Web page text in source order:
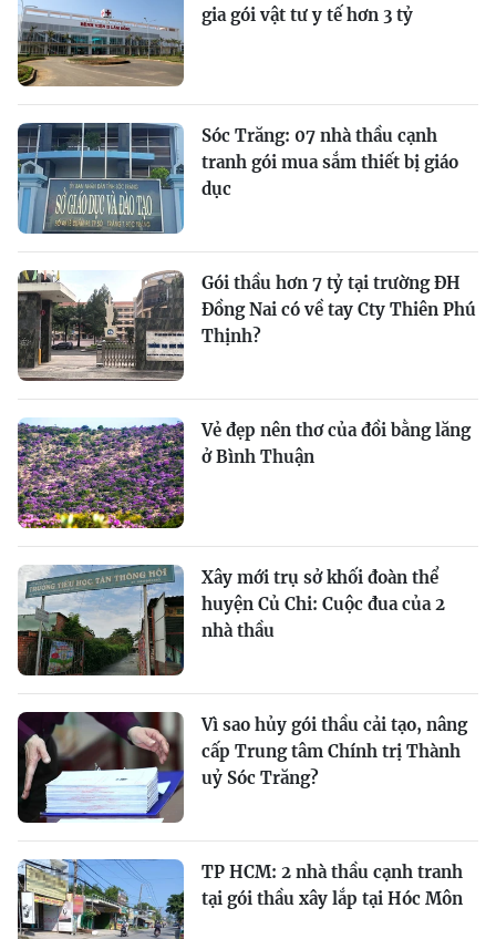
gia gói vật tư y tế hơn 3 tỷ
Sóc Trăng: 07 nhà thầu cạnh
tranh gói mua sắm thiết bị giáo
dục
Gói thầu hơn 7 tỷ tại trường ĐH
Đồng Nai có về tay Cty Thiên Phú
Thịnh?
Vẻ đẹp nên thơ của đồi bằng lăng
ở Bình Thuận
Xây mới trụ sở khối đoàn thể
huyện Củ Chi: Cuộc đua của 2
nhà thầu
Vì sao hủy gói thầu cải tạo, nâng
cấp Trung tâm Chính trị Thành
uỷ Sóc Trăng?
TP HCM: 2 nhà thầu cạnh tranh
tại gói thầu xây lắp tại Hóc Môn